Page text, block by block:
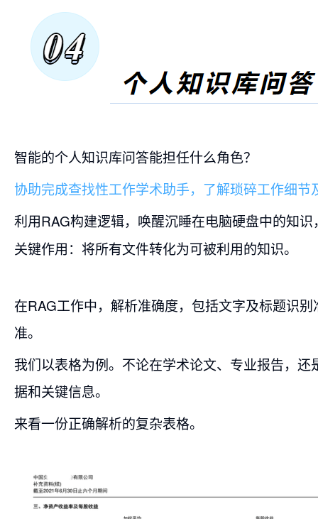
智能的个人知识库问答能担任什么角色？
协助完成查找性工作学术助手，了解琐碎工作细
利用RAG构建逻辑，唤醒沉睡在电脑硬盘中的知
关键作用：将所有文件转化为可被利用的知识。
在RAG工作中，解析准确度，包括文字及标题识
准。
我们以表格为例。不论在学术论文、专业报告，
据和关键信息。
来看一份正确解析的复杂表格。